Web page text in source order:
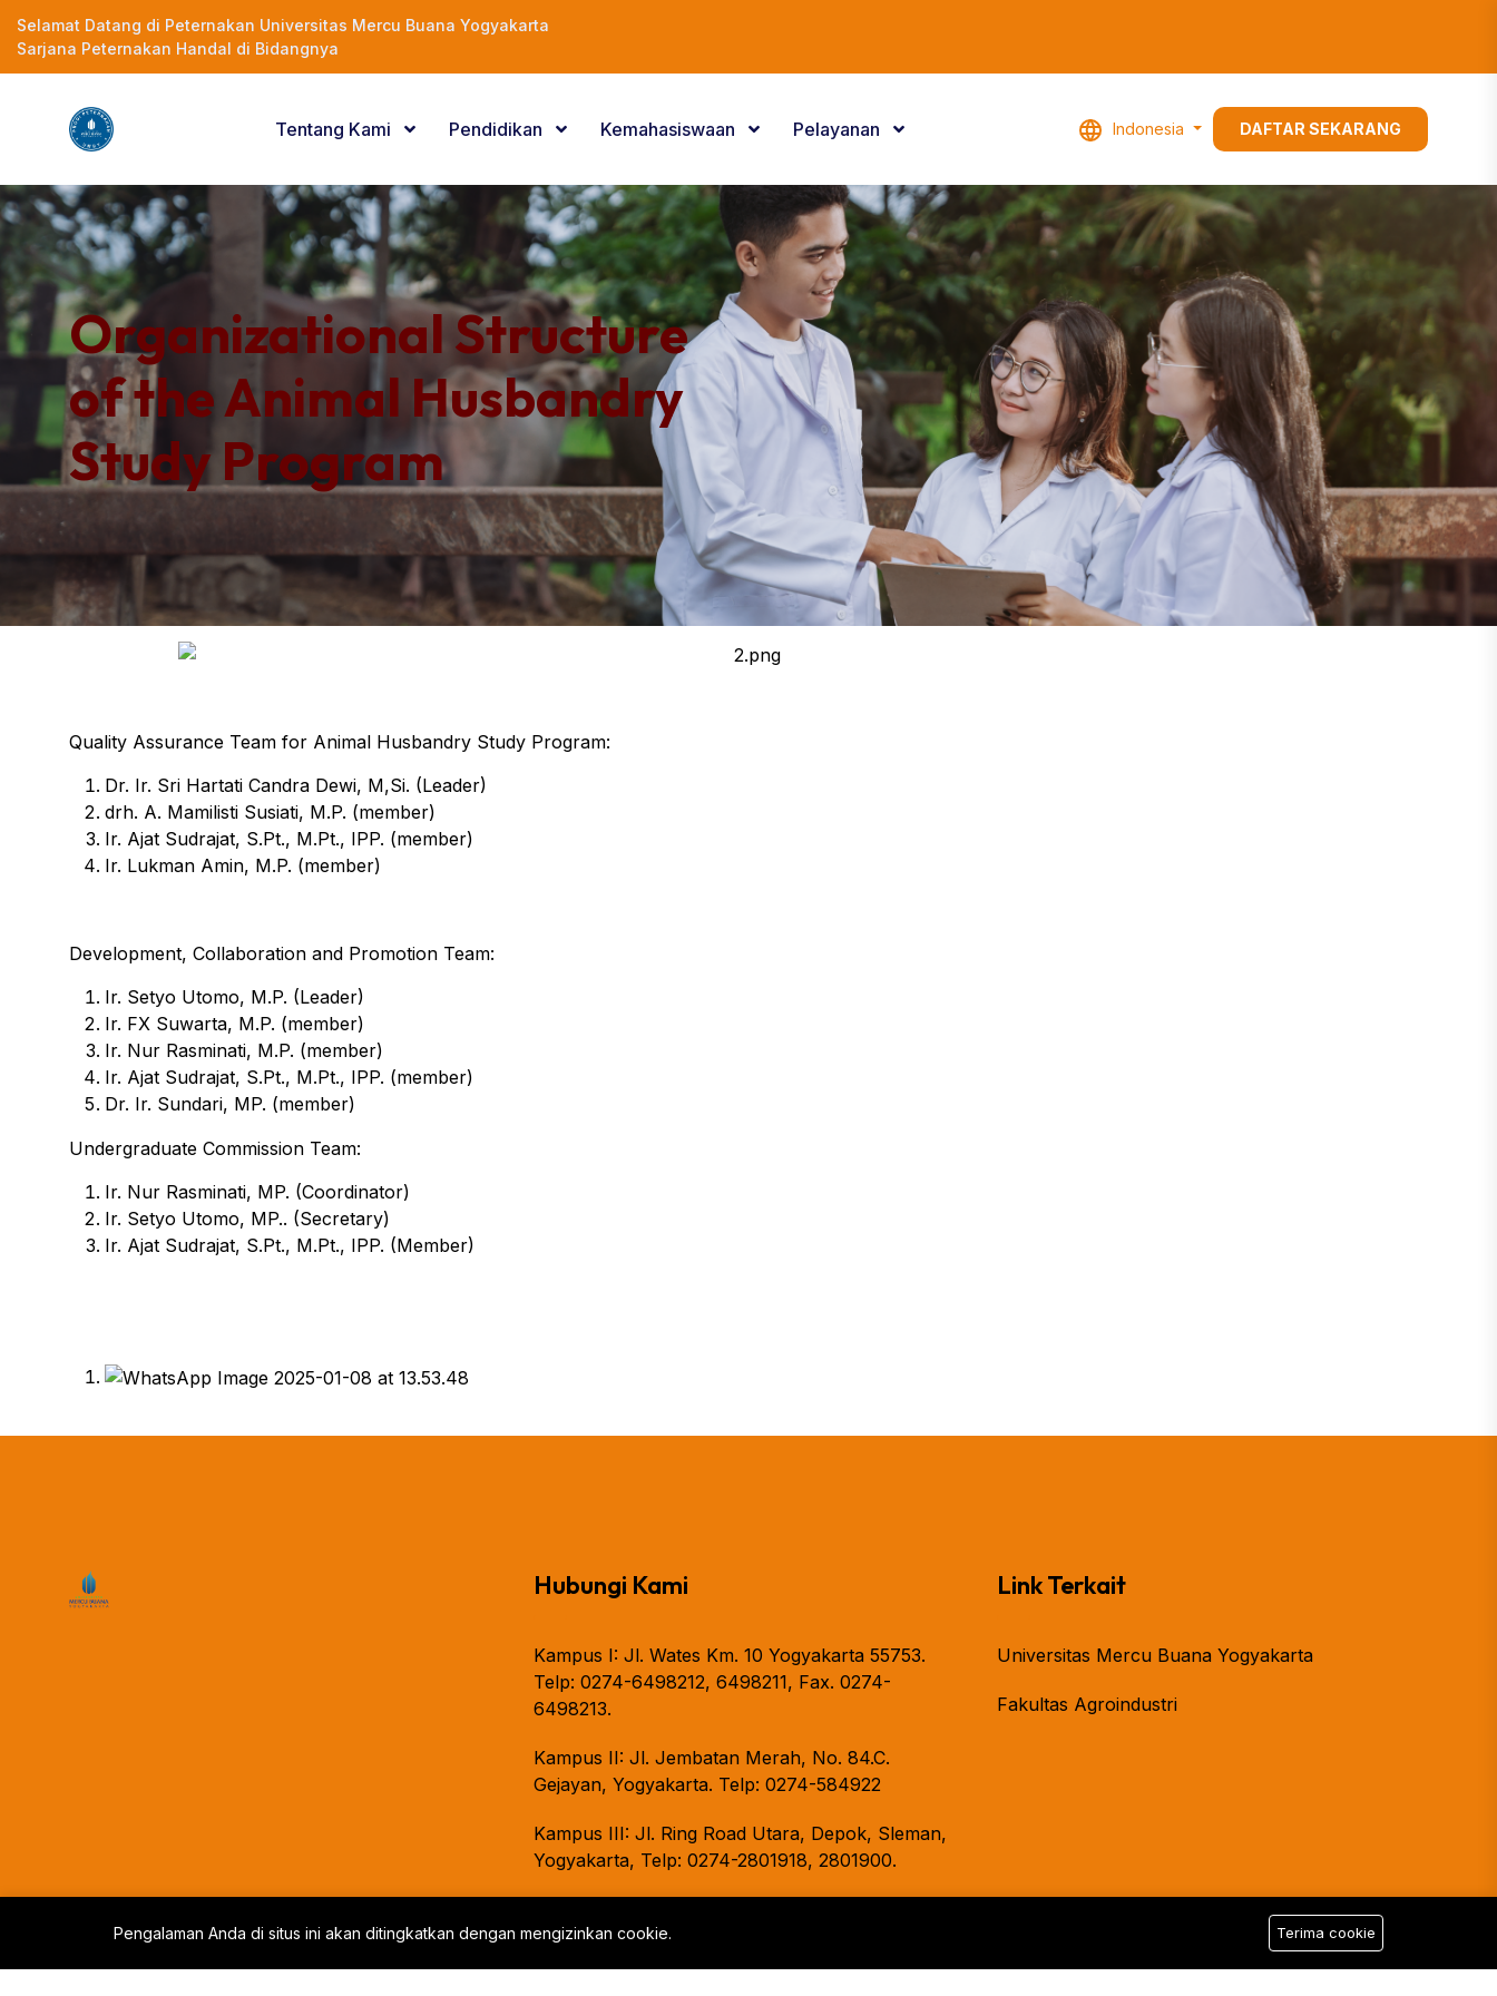
Selamat Datang di Peternakan Universitas Mercu Buana Yogyakarta
Sarjana Peternakan Handal di Bidangnya
Tentang Kami Pendidikan Kemahasiswaan Pelayanan Indonesia DAFTAR SEKARANG
Organizational Structure
of the Animal Husbandry
Study Program
Quality Assurance Team for Animal Husbandry Study Program:
Dr. Ir. Sri Hartati Candra Dewi, M,Si. (Leader)
drh. A. Mamilisti Susiati, M.P. (member)
Ir. Ajat Sudrajat, S.Pt., M.Pt., IPP. (member)
Ir. Lukman Amin, M.P. (member)
Development, Collaboration and Promotion Team:
Ir. Setyo Utomo, M.P. (Leader)
Ir. FX Suwarta, M.P. (member)
Ir. Nur Rasminati, M.P. (member)
Ir. Ajat Sudrajat, S.Pt., M.Pt., IPP. (member)
Dr. Ir. Sundari, MP. (member)
Undergraduate Commission Team:
Ir. Nur Rasminati, MP. (Coordinator)
Ir. Setyo Utomo, MP.. (Secretary)
Ir. Ajat Sudrajat, S.Pt., M.Pt., IPP. (Member)
Hubungi Kami
Kampus I: Jl. Wates Km. 10 Yogyakarta 55753.
Telp: 0274-6498212, 6498211, Fax. 0274-
6498213.
Kampus II: Jl. Jembatan Merah, No. 84.C.
Gejayan, Yogyakarta. Telp: 0274-584922
Kampus III: Jl. Ring Road Utara, Depok, Sleman,
Yogyakarta, Telp: 0274-2801918, 2801900.
Link Terkait
Universitas Mercu Buana Yogyakarta
Fakultas Agroindustri
Pengalaman Anda di situs ini akan ditingkatkan dengan mengizinkan cookie. Terima cookie